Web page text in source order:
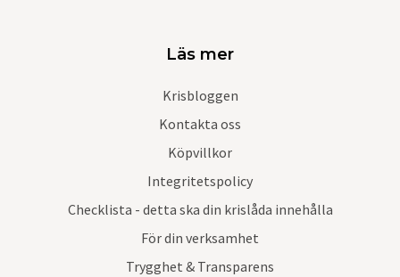
Läs mer
Krisbloggen
Kontakta oss
Köpvillkor
Integritetspolicy
Checklista - detta ska din krislåda innehålla
För din verksamhet
Trygghet & Transparens